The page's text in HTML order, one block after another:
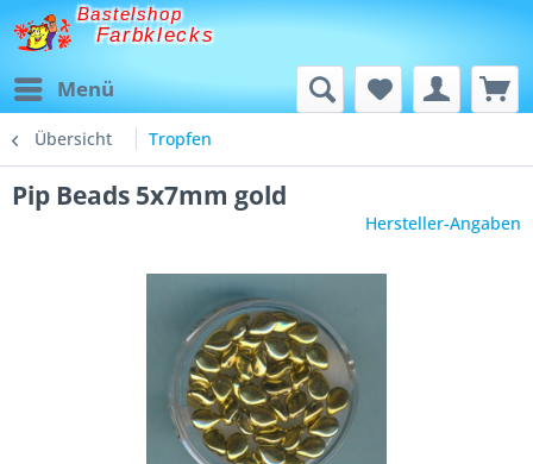
Bastelshop
Farbklecks
Menü
Übersicht Tropfen
Pip Beads 5x7mm gold
Hersteller-Angaben